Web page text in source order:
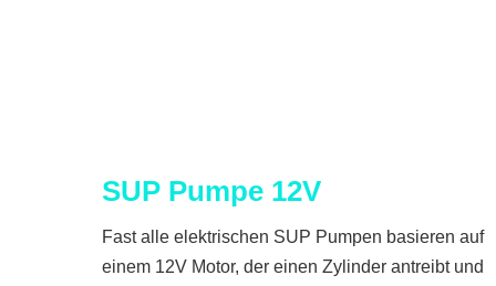
SUP Pumpe 12V
Fast alle elektrischen SUP Pumpen basieren auf
einem 12V Motor, der einen Zylinder antreibt und